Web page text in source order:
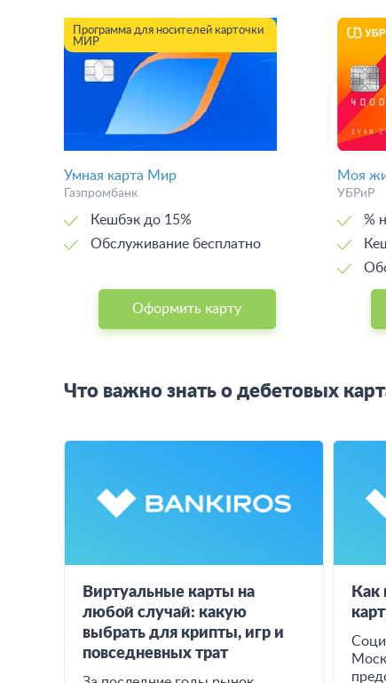
Программа для носителей карточки
МИР
Умная карта Мир
Газпромбанк
Кешбэк до 15%
Обслуживание бесплатно
Оформить карту
Моя
УБРиР
%
Что важно знать о дебетовых
Виртуальные карты на
любой случай: какую
выбрать для крипты, игр и
повседневных трат
Как